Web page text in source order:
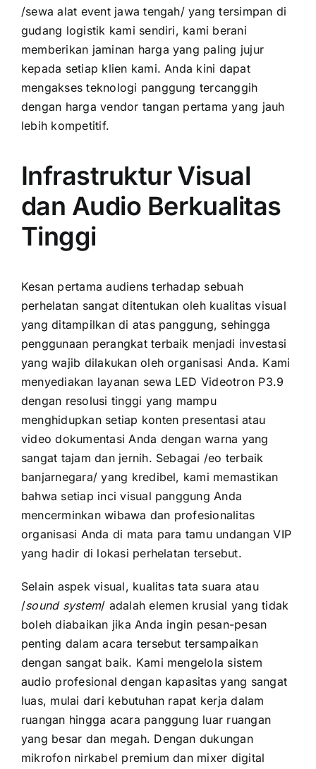
/sewa alat event jawa tengah/ yang tersimpan di
gudang logistik kami sendiri, kami berani
memberikan jaminan harga yang paling jujur
kepada setiap klien kami. Anda kini dapat
mengakses teknologi panggung tercanggih
dengan harga vendor tangan pertama yang jauh
lebih kompetitif.
Infrastruktur Visual
dan Audio Berkualitas
Tinggi
Kesan pertama audiens terhadap sebuah
perhelatan sangat ditentukan oleh kualitas visual
yang ditampilkan di atas panggung, sehingga
penggunaan perangkat terbaik menjadi investasi
yang wajib dilakukan oleh organisasi Anda. Kami
menyediakan layanan sewa LED Videotron P3.9
dengan resolusi tinggi yang mampu
menghidupkan setiap konten presentasi atau
video dokumentasi Anda dengan warna yang
sangat tajam dan jernih. Sebagai /eo terbaik
banjarnegara/ yang kredibel, kami memastikan
bahwa setiap inci visual panggung Anda
mencerminkan wibawa dan profesionalitas
organisasi Anda di mata para tamu undangan VIP
yang hadir di lokasi perhelatan tersebut.
Selain aspek visual, kualitas tata suara atau
/sound system/ adalah elemen krusial yang tidak
boleh diabaikan jika Anda ingin pesan-pesan
penting dalam acara tersebut tersampaikan
dengan sangat baik. Kami mengelola sistem
audio profesional dengan kapasitas yang sangat
luas, mulai dari kebutuhan rapat kerja dalam
ruangan hingga acara panggung luar ruangan
yang besar dan megah. Dengan dukungan
mikrofon nirkabel premium dan mixer digital